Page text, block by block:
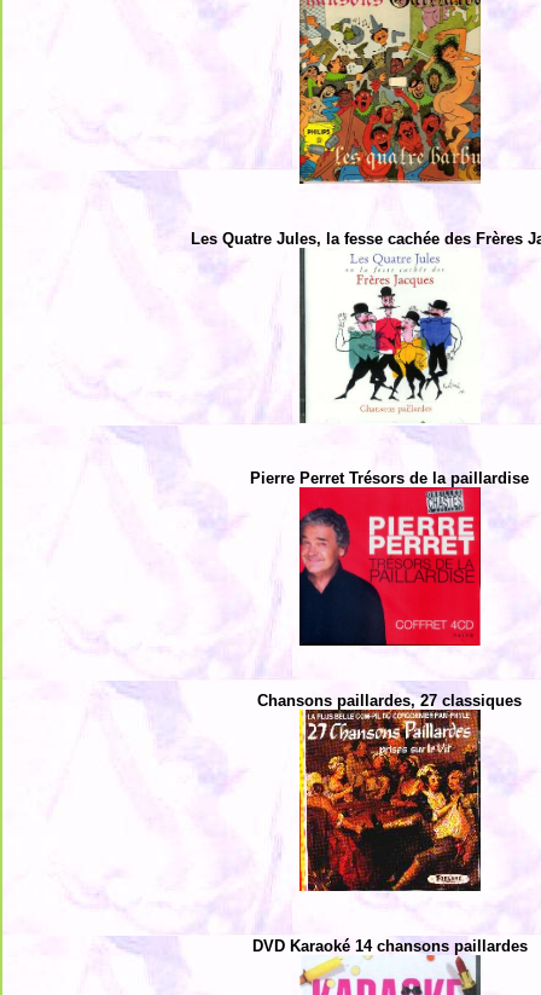
Les Quatre Jules, la fesse cachée des Frères
Pierre Perret Trésors de la paillardise
Chansons paillardes, 27 classiques
DVD Karaoké 14 chansons paillardes